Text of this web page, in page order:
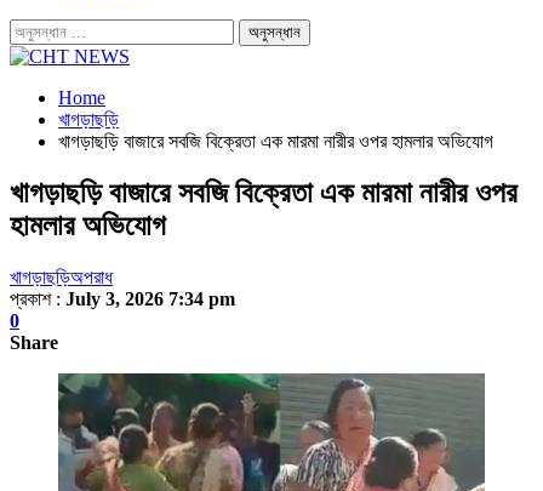
Home
খাগড়াছড়ি
খাগড়াছড়ি বাজারে সবজি বিক্রেতা এক মারমা নারীর ওপর হামলার অভিযোগ
খাগড়াছড়ি বাজারে সবজি বিক্রেতা এক মারমা নারীর ওপর
হামলার অভিযোগ
খাগড়াছড়িঅপরাধ
প্রকাশ : July 3, 2026 7:34 pm
0
Share